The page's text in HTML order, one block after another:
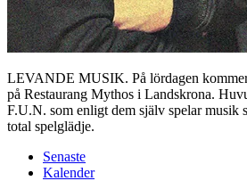
LEVANDE MUSIK. På lördagen
på Restaurang Mythos i Landskrona.
F.U.N. som enligt dem själv spelar musik
total spelglädje.
Senaste
Kalender